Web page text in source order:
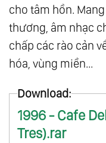
cho tâm hồn.
thương, âm nhạc
chấp các rào cản
hóa, vùng miền...
Download:
1996 - Cafe
Tres).rar